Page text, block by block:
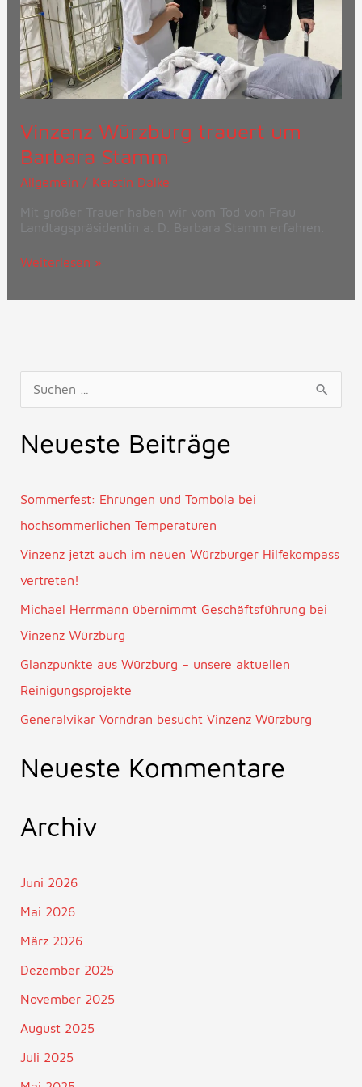
Vinzenz Würzburg trauert um
Barbara Stamm
Allgemein / Kerstin Dalke
Mit großer Trauer haben wir vom Tod von Frau
Landtagspräsidentin a. D. Barbara Stamm erfahren.
Weiterlesen »
e
n
n
a
Neueste Beiträge
Sommerfest: Ehrungen und Tombola bei
hochsommerlichen Temperaturen
Vinzenz jetzt auch im neuen Würzburger Hilfekompass
vertreten!
Michael Herrmann übernimmt Geschäftsführung bei
Vinzenz Würzburg
Glanzpunkte aus Würzburg – unsere aktuellen
Reinigungsprojekte
Generalvikar Vorndran besucht Vinzenz Würzburg
Neueste Kommentare
Archiv
Juni 2026
Mai 2026
März 2026
Dezember 2025
November 2025
August 2025
Juli 2025